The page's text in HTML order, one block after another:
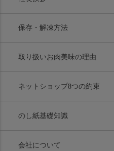
保存・解凍方法
取り扱いお肉美味の理由
ネットショップ8つの約束
のし紙基礎知識
会社について